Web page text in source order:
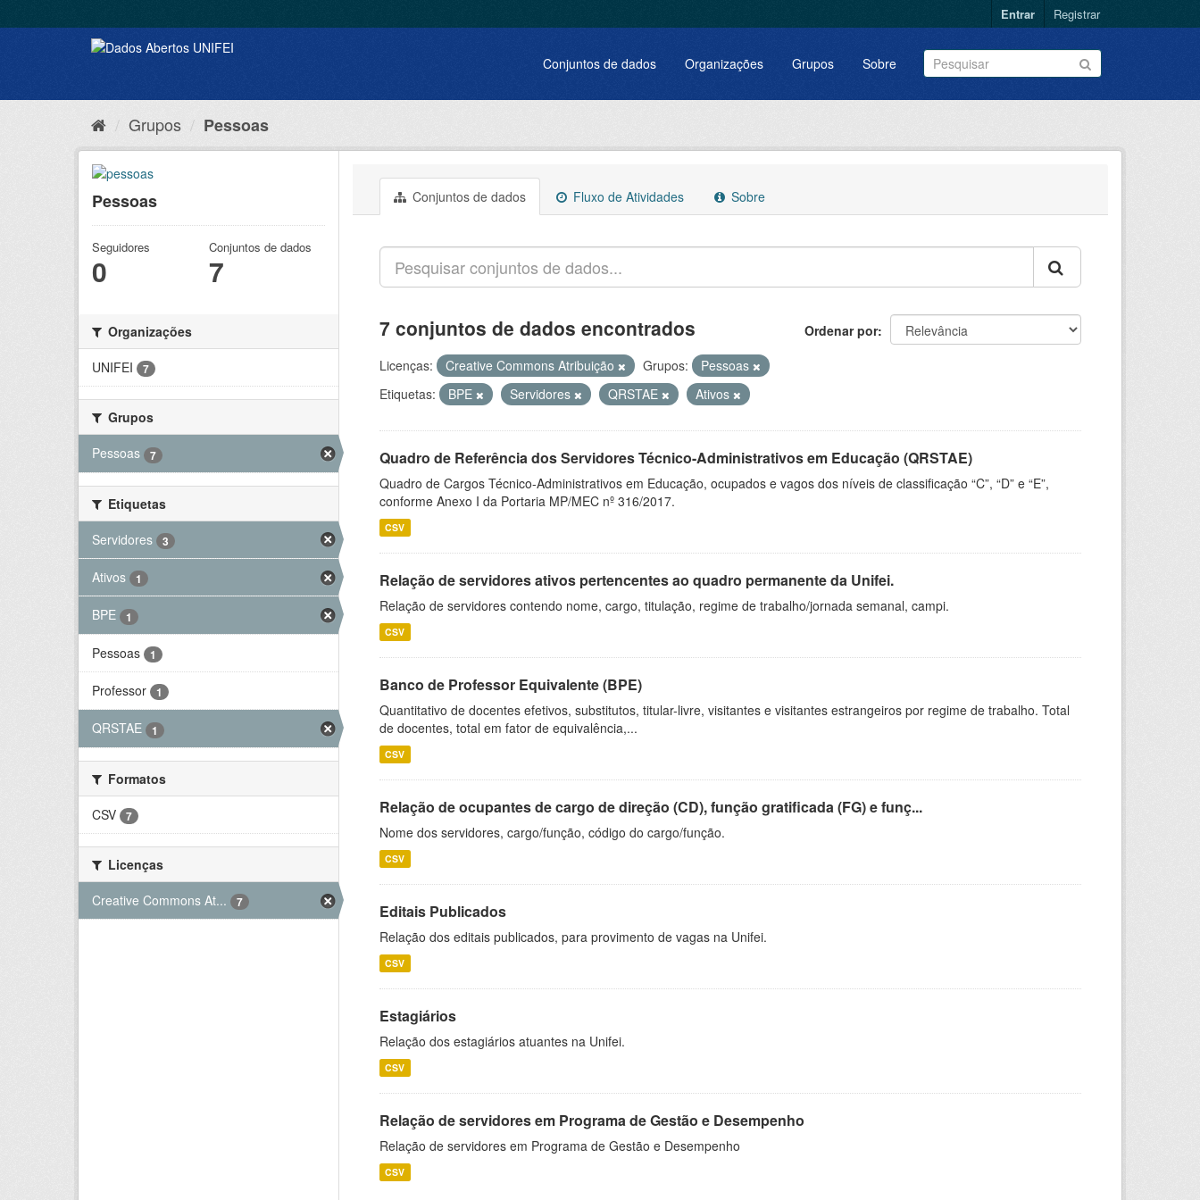
Entrar Registrar
Conjuntos de dados Organizações Grupos Sobre
Grupos Pessoas
Pessoas
Seguidores
0
Conjuntos de dados
7
Organizações
UNIFEI
7
Grupos
Pessoas
7
Etiquetas
Servidores
3
Ativos 1
BPE 1
Pessoas 1
Professor 1
QRSTAE 1
Formatos
CSV
7
Licenças
Creative Commons At...
7
Conjuntos de dados Fluxo de Atividades Sobre
Ordenar por
7 conjuntos de dados encontrados
Licenças: Creative Commons Atribuição Grupos:
Pessoas
Etiquetas:
BPE Servidores QRSTAE Ativos
Quadro de Referência dos Servidores Técnico-Administrativos em Educação (QRSTAE)
Quadro de Cargos Técnico-Administrativos em Educação, ocupados e vagos dos níveis de classificação “C”, “D” e “E”,
conforme Anexo I da Portaria MP/MEC nº 316/2017.
CSV
Relação de servidores ativos pertencentes ao quadro permanente da Unifei.
Relação de servidores contendo nome, cargo, titulação, regime de trabalho/jornada semanal, campi.
CSV
Banco de Professor Equivalente (BPE)
Quantitativo de docentes efetivos, substitutos, titular-livre, visitantes e visitantes estrangeiros por regime de trabalho. Total
de docentes, total em fator de equivalência,...
CSV
Relação de ocupantes de cargo de direção (CD), função gratificada (FG) e funç...
Nome dos servidores, cargo/função, código do cargo/função.
CSV
Editais Publicados
Relação dos editais publicados, para provimento de vagas na Unifei.
CSV
Estagiários
Relação dos estagiários atuantes na Unifei.
CSV
Relação de servidores em Programa de Gestão e Desempenho
Relação de servidores em Programa de Gestão e Desempenho
CSV